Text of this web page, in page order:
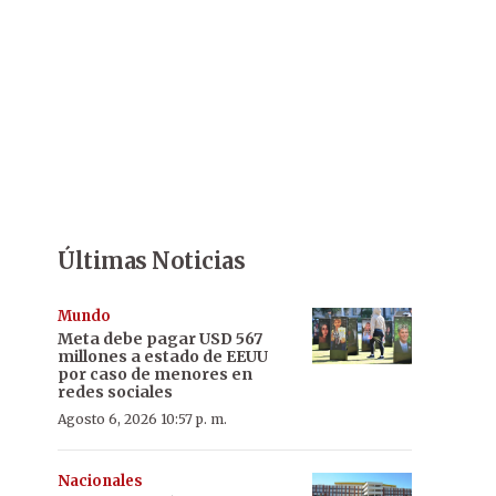
Últimas Noticias
Mundo
Meta debe pagar USD 567
millones a estado de EEUU
por caso de menores en
redes sociales
Agosto 6, 2026 10:57 p. m.
Nacionales